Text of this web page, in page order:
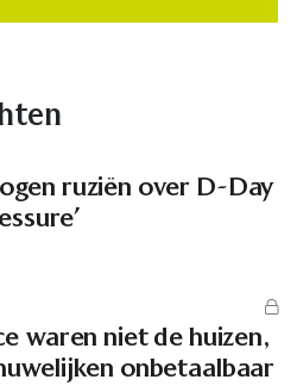
ruziën over D-Day
waren niet de huizen,
onbetaalbaar